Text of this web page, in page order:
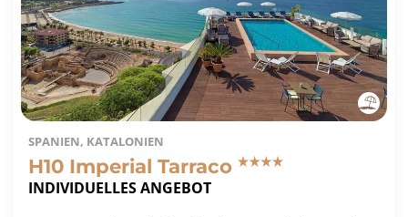
SPANIEN, KATALONIEN
H10 Imperial Tarraco
INDIVIDUELLES ANGEBOT